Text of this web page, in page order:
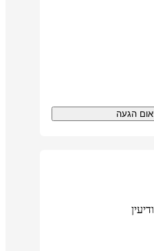
הגעה